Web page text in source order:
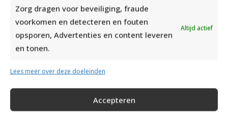
Zorg dragen voor beveiliging, fraude
voorkomen en detecteren en fouten
opsporen, Advertenties en content leveren
en tonen.
Altijd actief
Lees meer over deze doeleinden
Accepteren